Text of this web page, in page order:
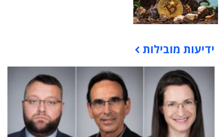
תוכן פרסומי
ידיעות מובילות